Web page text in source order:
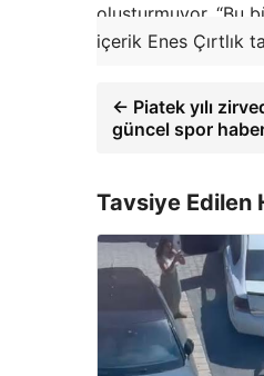
oluşturmuyor. “Bu
içerik Enes Çırtlık
← Piatek yılı
güncel spor
Tavsiye Edilen